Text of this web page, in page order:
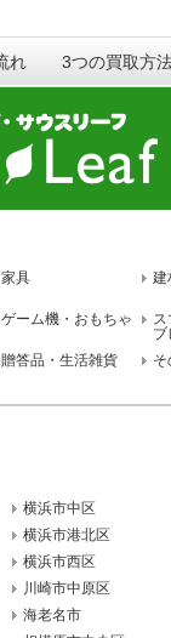
れ 3つの買取方
家具 建
ゲーム機・おもちゃ
ブ
贈答品・生活雑貨 そ
横浜市中区
横浜市港北区
横浜市西区
川崎市中原区
海老名市